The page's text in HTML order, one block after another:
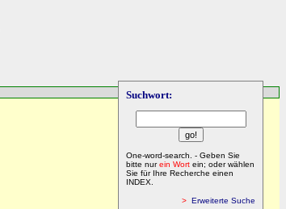
Suchwort:
One-word-search. - Geben Sie
bitte nurein Wort ein; oder wählen
Sie für Ihre Recherche einen
INDEX.
> Erweiterte Suche